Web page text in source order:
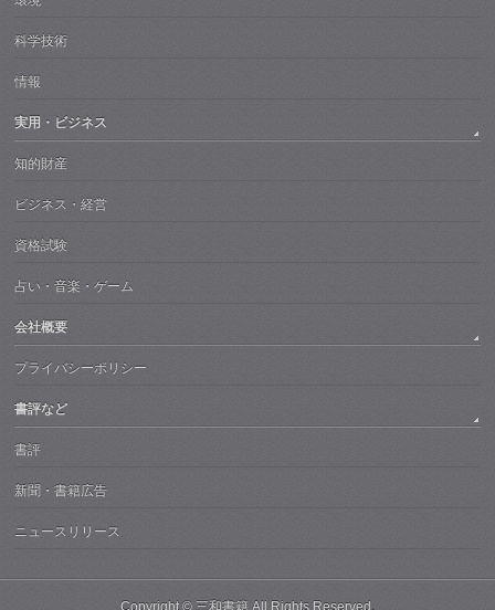
科学技術
情報
実用・ビジネス
知的財産
ビジネス・経営
資格試験
占い・音楽・ゲーム
会社概要
プライバシーポリシー
書評など
書評
新聞・書籍広告
ニュースリリース